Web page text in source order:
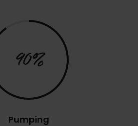
90%
Pumping